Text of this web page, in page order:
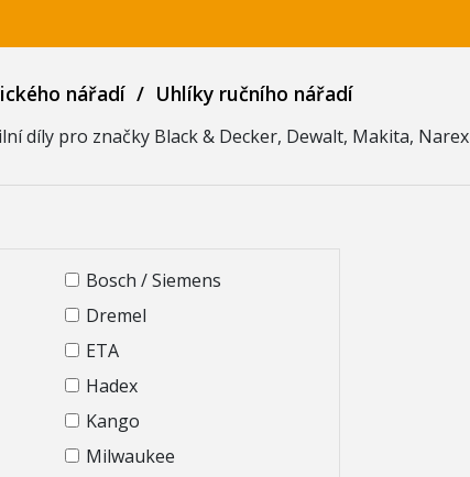
nářadí/ Uhlíky ručního nářadí
pro značky Black & Decker, Dewalt, Makita, Narex
Bosch / Siemens
Dremel
ETA
Hadex
Kango
Milwaukee